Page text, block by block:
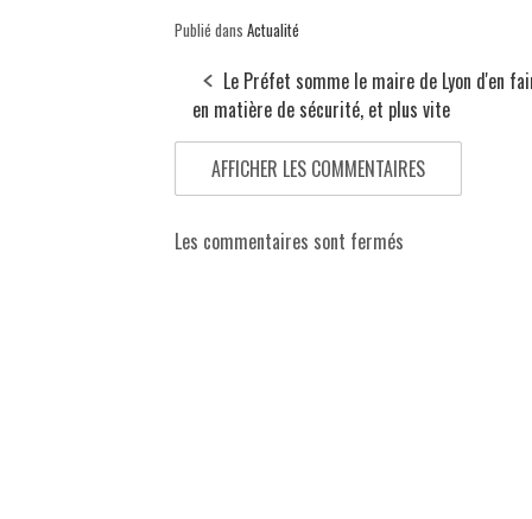
Publié dans Actualité
Le Préfet somme le maire de Lyon d'en
en matière de sécurité, et plus vite
AFFICHER LES COMMENTAIRES
Les commentaires sont fermés